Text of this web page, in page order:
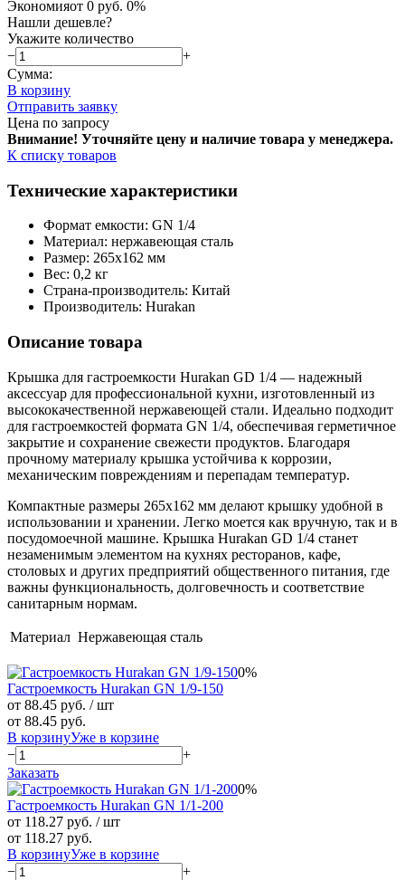
Экономияот 0 руб. 0%
Нашли дешевле?
Укажите количество
−
+
Сумма:
В корзину
Отправить заявку
Цена по запросу
Внимание! Уточняйте цену и наличие товара у менеджера.
К списку товаров
Технические характеристики
Формат емкости: GN 1/4
Материал: нержавеющая сталь
Размер: 265x162 мм
Вес: 0,2 кг
Страна-производитель: Китай
Производитель: Hurakan
Описание товара
Крышка для гастроемкости Hurakan GD 1/4 — надежный
аксессуар для профессиональной кухни, изготовленный из
высококачественной нержавеющей стали. Идеально подходит
для гастроемкостей формата GN 1/4, обеспечивая герметичное
закрытие и сохранение свежести продуктов. Благодаря
прочному материалу крышка устойчива к коррозии,
механическим повреждениям и перепадам температур.
Компактные размеры 265x162 мм делают крышку удобной в
использовании и хранении. Легко моется как вручную, так и в
посудомоечной машине. Крышка Hurakan GD 1/4 станет
незаменимым элементом на кухнях ресторанов, кафе,
столовых и других предприятий общественного питания, где
важны функциональность, долговечность и соответствие
санитарным нормам.
Материал Нержавеющая сталь
0%
Гастроемкость Hurakan GN 1/9-150
от 88.45 руб. / шт
от 88.45 руб.
В корзинуУже в корзине
−
+
Заказать
0%
Гастроемкость Hurakan GN 1/1-200
от 118.27 руб. / шт
от 118.27 руб.
В корзинуУже в корзине
−
+